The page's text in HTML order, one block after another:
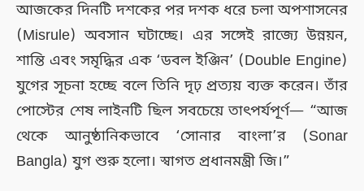
আজকের দিনটি দশকের পর দশক ধরে চলা অপশাসনের
(Misrule) অবসান ঘটাচ্ছে। এর সঙ্গেই রাজ্যে উন্নয়ন,
শান্তি এবং সমৃদ্ধির এক ‘ডবল ইঞ্জিন’ (Double Engine)
যুগের সূচনা হচ্ছে বলে তিনি দৃঢ় প্রত্যয় ব্যক্ত করেন। তাঁর
পোস্টের শেষ লাইনটি ছিল সবচেয়ে তাৎপর্যপূর্ণ— “আজ
থেকে আনুষ্ঠানিকভাবে ‘সোনার বাংলা’র (Sonar
Bangla) যুগ শুরু হলো। স্বাগত প্রধানমন্ত্রী জি।”